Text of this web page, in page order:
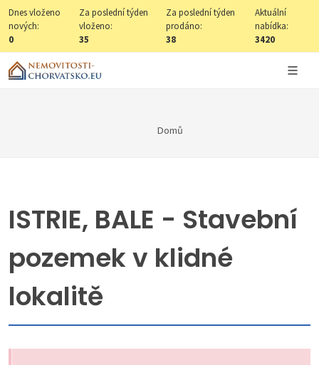
Dnes vloženo
nových:
0
Za poslední týden
vloženo:
35
Za poslední týden
prodáno:
38
Aktuální
nabídka:
3420
Domů
ISTRIE, BALE - Stavební
pozemek v klidné
lokalitě